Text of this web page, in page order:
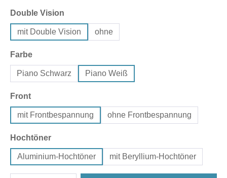
Double Vision
mit Double Vision ohne
Farbeauswählen
Piano Schwarz Piano Weiß
Frontauswählen
mit Frontbespannung ohne Frontbespannung
Hochtönerauswählen
Aluminium-Hochtöner mit Beryllium-Hochtöner